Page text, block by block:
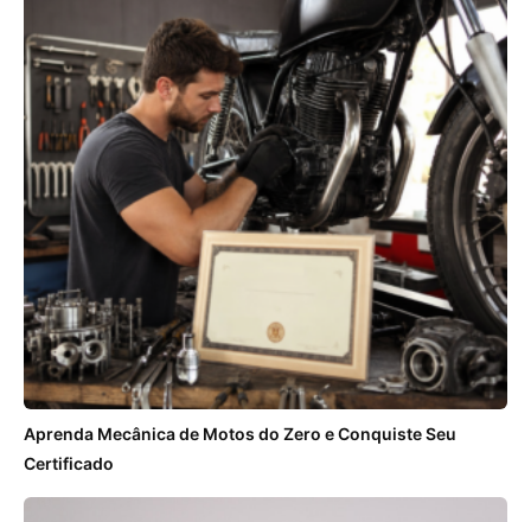
Aprenda Mecânica de Motos do Zero e Conquiste Seu
Certificado